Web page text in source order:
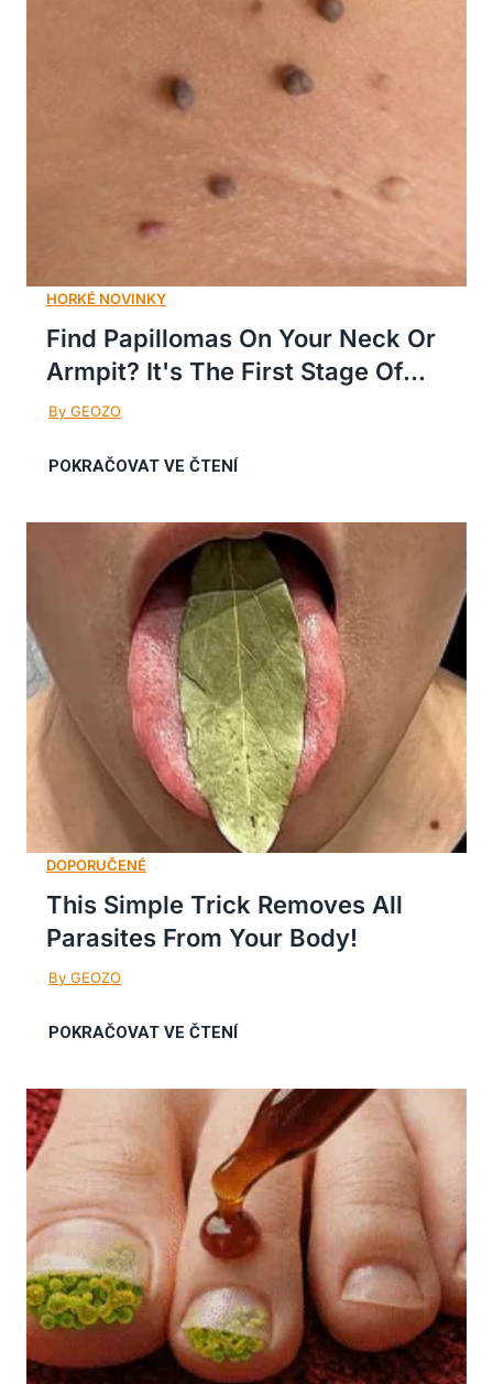
Find Papillomas On Your Neck Or
Armpit? It's The First Stage Of...
This Simple Trick Removes All
Parasites From Your Body!